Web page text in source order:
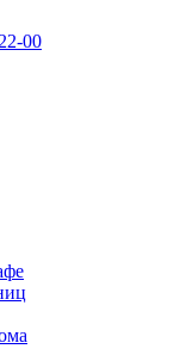
00